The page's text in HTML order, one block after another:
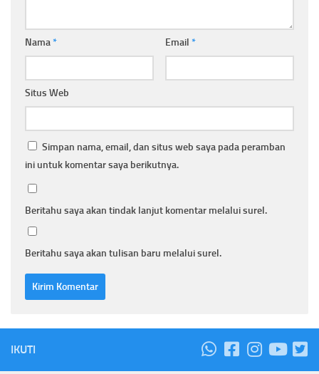
Nama* Email *
Situs Web
Simpan nama, email, dan situs web saya pada peramban
ini untuk komentar saya berikutnya.
Beritahu saya akan tindak lanjut komentar melalui surel.
Beritahu saya akan tulisan baru melalui surel.
IKUTI